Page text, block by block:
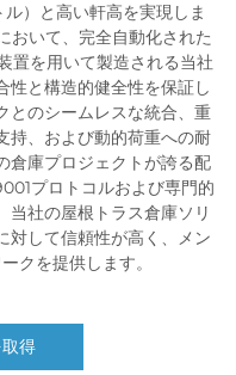
）と高い軒高を実現しま
おいて、完全自動化された
置を用いて製造される当社
性と構造的健全性を保証し
とのシームレスな統合、重
持、および動的荷重への耐
倉庫プロジェクトが誇る配
プロトコルおよび専門的
当社の屋根トラス倉庫ソリ
対して信頼性が高く、メン
クを提供します。
得